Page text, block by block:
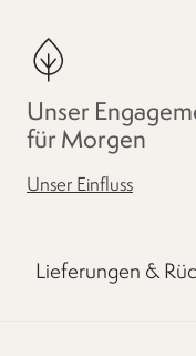
Unser
für Morgen
Unser Einfluss
Lieferungen &